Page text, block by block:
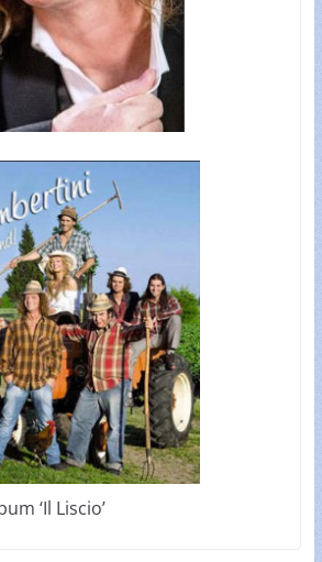
‘Il Liscio’